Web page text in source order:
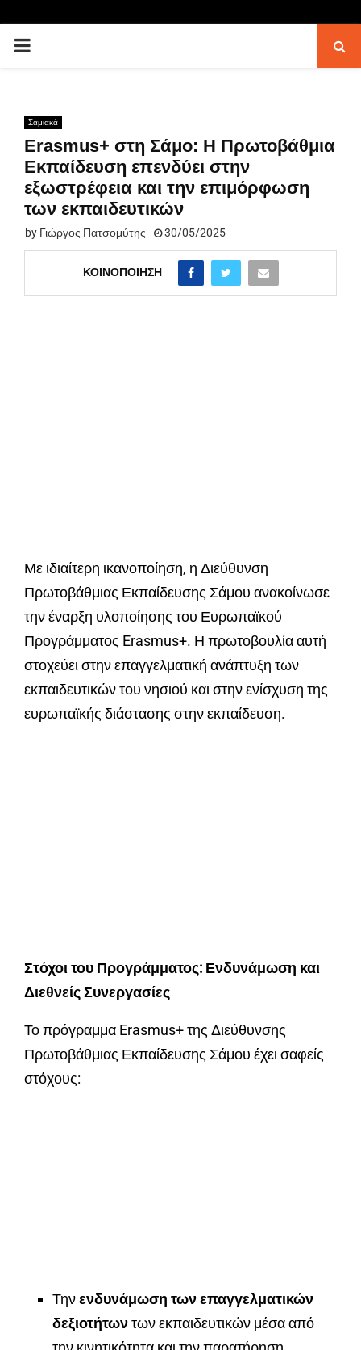
PRIMARY
Σαμιακά
Erasmus+ στη Σάμο: Η Πρωτοβάθμια
Εκπαίδευση επενδύει στην
εξωστρέφεια και την επιμόρφωση
των εκπαιδευτικών
by Γιώργος Πατσομύτης 30/05/2025
ΚΟΙΝΟΠΟΊΗΣΗ
Με ιδιαίτερη ικανοποίηση, η Διεύθυνση
Πρωτοβάθμιας Εκπαίδευσης Σάμου ανακοίνωσε
την έναρξη υλοποίησης του Ευρωπαϊκού
Προγράμματος Erasmus+. Η πρωτοβουλία αυτή
στοχεύει στην επαγγελματική ανάπτυξη των
εκπαιδευτικών του νησιού και στην ενίσχυση της
ευρωπαϊκής διάστασης στην εκπαίδευση.
Στόχοι του Προγράμματος: Ενδυνάμωση και
Διεθνείς Συνεργασίες
Το πρόγραμμα Erasmus+ της Διεύθυνσης
Πρωτοβάθμιας Εκπαίδευσης Σάμου έχει σαφείς
στόχους:
Τηνενδυνάμωση των επαγγελματικών
δεξιοτήτωντων εκπαιδευτικών μέσα από